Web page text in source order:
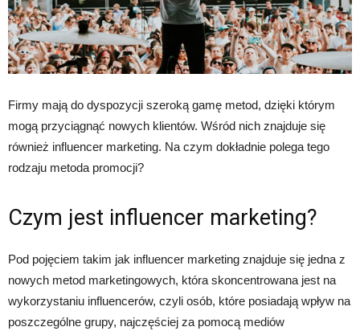
Firmy mają do dyspozycji szeroką gamę metod, dzięki którym
mogą przyciągnąć nowych klientów. Wśród nich znajduje się
również influencer marketing. Na czym dokładnie polega tego
rodzaju metoda promocji?
Czym jest influencer marketing?
Pod pojęciem takim jak influencer marketing znajduje się jedna z
nowych metod marketingowych, która skoncentrowana jest na
wykorzystaniu influencerów, czyli osób, które posiadają wpływ na
poszczególne grupy, najczęściej za pomocą mediów